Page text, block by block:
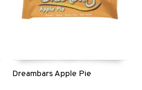
Dreambars Apple Pie